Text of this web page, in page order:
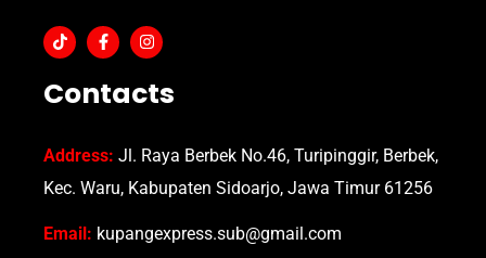
Contacts
Address: Jl. Raya Berbek No.46, Turipinggir, Berbek,
Kec. Waru, Kabupaten Sidoarjo, Jawa Timur 61256
Email: kupangexpress.sub@gmail.com